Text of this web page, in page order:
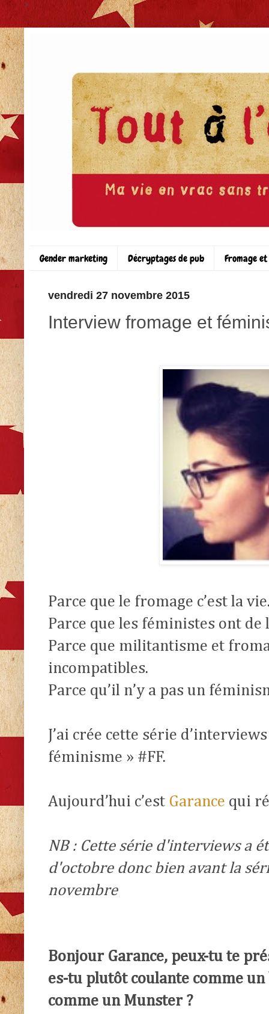
>
Gender marketing Décryptages de pub Fromage
vendredi 27 novembre 2015
Interview fromage et
Parce que le fromage c’est la
Parce que les féministes ont de
Parce que militantisme et
incompatibles.
Parce qu’il n’y a pas un
J’ai crée cette série
féminisme » #FF.
Aujourd’hui c’est Garance qui
NB : Cette série d'interviews a
d'octobre donc bien avant la
novembre
Bonjour Garance, peux-tu te
es-tu plutôt coulante comme
comme un Munster ?